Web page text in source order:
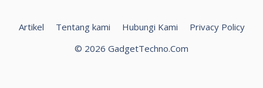
Artikel Tentang kami Hubungi Kami
Privacy Policy
© 2026 GadgetTechno.Com